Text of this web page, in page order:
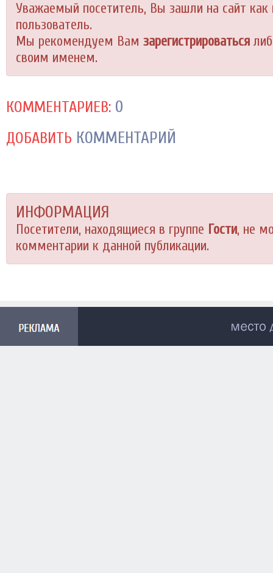
Уважаемый посетитель, Вы зашли на сайт как
пользователь.
Мы рекомендуем Вам зарегистрироваться
своим именем.
КОММЕНТАРИЕВ: 0
ДОБАВИТЬ КОММЕНТАРИЙ
ИНФОРМАЦИЯ
Посетители, находящиеся в группе Гости, не
комментарии к данной публикации.